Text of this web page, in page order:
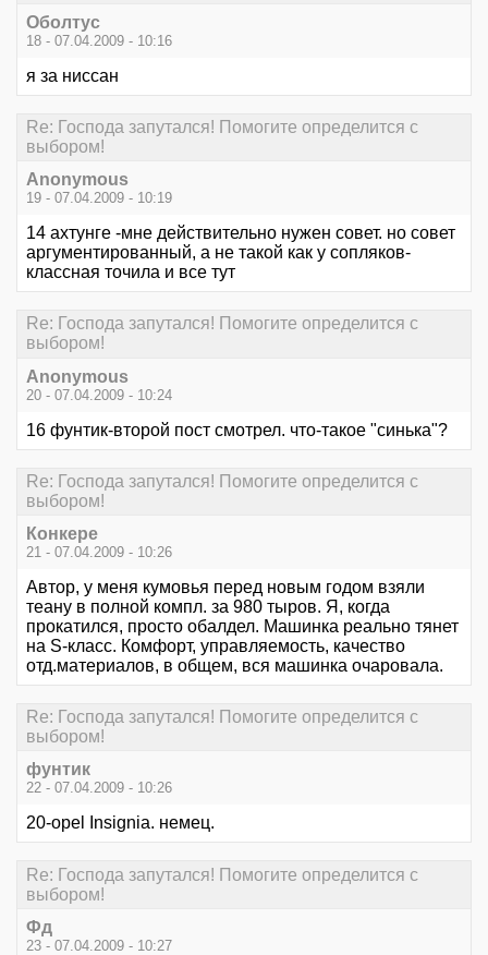
Оболтус
18 - 07.04.2009 - 10:16
я за ниссан
Re: Господа запутался! Помогите определится с
выбором!
Anonymous
19 - 07.04.2009 - 10:19
14 ахтунге -мне действительно нужен совет. но совет
аргументированный, а не такой как у сопляков-
классная точила и все тут
Re: Господа запутался! Помогите определится с
выбором!
Anonymous
20 - 07.04.2009 - 10:24
16 фунтик-второй пост смотрел. что-такое "синька"?
Re: Господа запутался! Помогите определится с
выбором!
Конкере
21 - 07.04.2009 - 10:26
Автор, у меня кумовья перед новым годом взяли
теану в полной компл. за 980 тыров. Я, когда
прокатился, просто обалдел. Машинка реально тянет
на S-класс. Комфорт, управляемость, качество
отд.материалов, в общем, вся машинка очаровала.
Re: Господа запутался! Помогите определится с
выбором!
фунтик
22 - 07.04.2009 - 10:26
20-opel Insignia. немец.
Re: Господа запутался! Помогите определится с
выбором!
Фд
23 - 07.04.2009 - 10:27